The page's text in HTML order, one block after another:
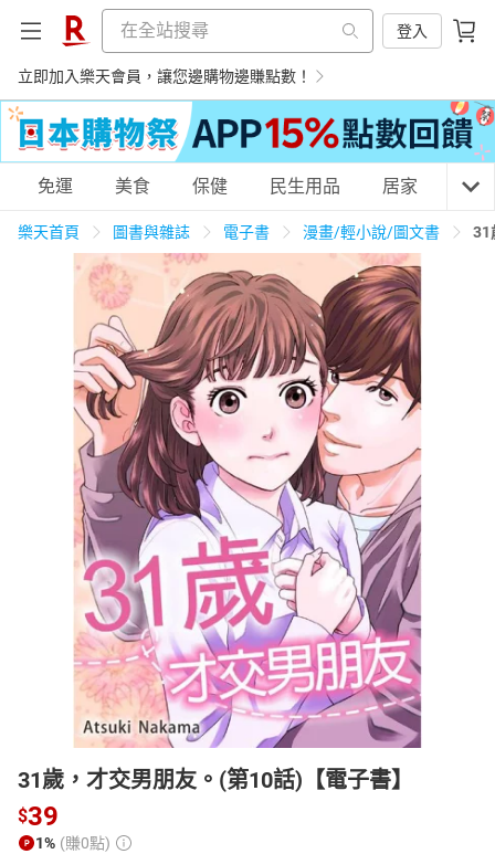
登入
立即加入樂天會員，讓您邊購物邊賺點數！
購物網分類
天天免運 美食蛋糕 養生保健 民生用品
居家生活 3C家電 運動休閒 親子玩具
女裝 男裝 化妝保養 情趣用品
日本購物 電子/紙本書
HOT
免運 美食 保健 民生用品 居家 3C
樂天首頁 圖書與雜誌 電子書 漫畫/輕小說/圖文書 31
31歲，才交男朋友。(第10話)【電子書】
$39
1% (賺0點)